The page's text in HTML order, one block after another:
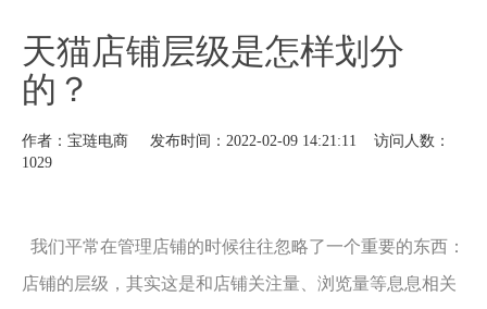
天猫店铺层级是怎样划分
的？
作者：宝琏电商 发布时间：2022-02-09 14:21:11 访问人数：
1029
我们平常在管理店铺的时候往往忽略了一个重要的东西：
店铺的层级，其实这是和店铺关注量、浏览量等息息相关